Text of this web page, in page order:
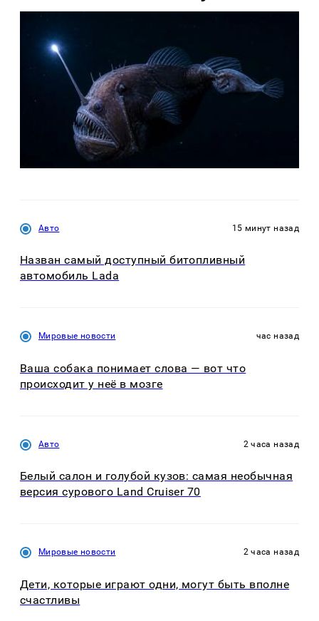
Авто 15 минут назад
Назван самый доступный битопливный
автомобиль Lada
Мировые новости час назад
Ваша собака понимает слова — вот что
происходит у неё в мозге
Авто 2 часа назад
Белый салон и голубой кузов: самая необычная
версия сурового Land Cruiser 70
Мировые новости 2 часа назад
Дети, которые играют одни, могут быть вполне
счастливы